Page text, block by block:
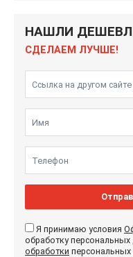
НАШЛИ
СДЕЛАЕМ ЛУЧШЕ!
Я принимаю условия
обработку
обработки